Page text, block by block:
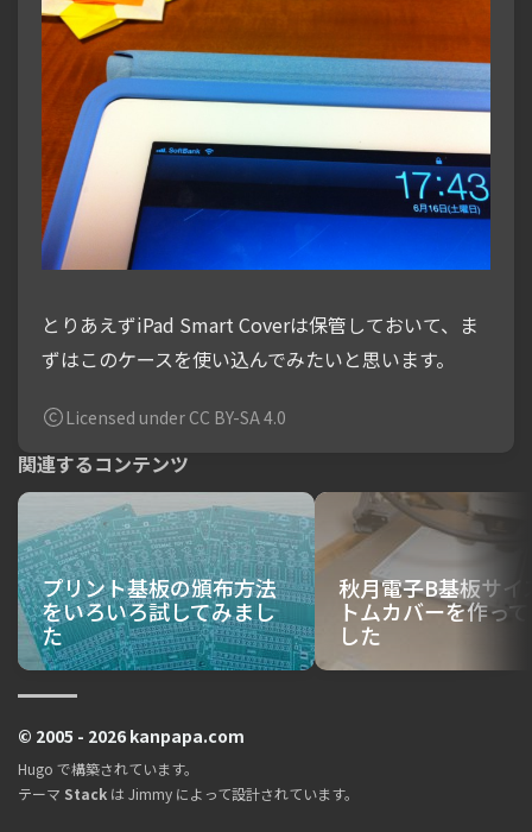
とりあえずiPad Smart Coverは保管しておいて、ま
ずはこのケースを使い込んでみたいと思います。
Licensed under CC BY-SA 4.0
関連するコンテンツ
プリント基板の頒布方法
をいろいろ試してみまし
た
秋月電子B基板サイ
トムカバーを作っ
した
© 2005 - 2026 kanpapa.com
Hugo で構築されています。
テーマ Stack は Jimmy によって設計されています。